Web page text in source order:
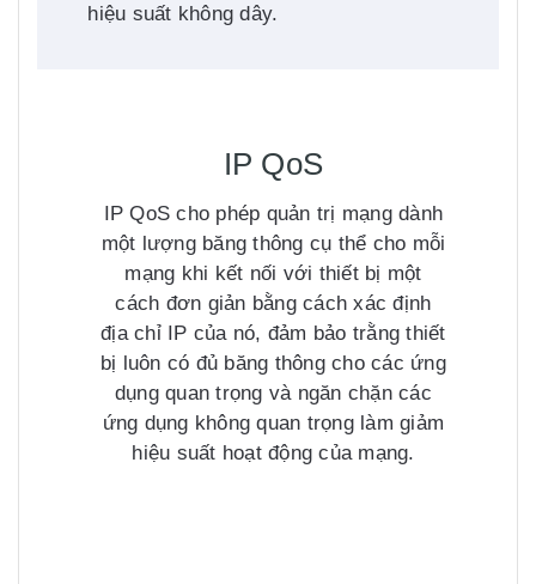
hiệu suất không dây.
IP QoS
IP QoS cho phép quản trị mạng dành
một lượng băng thông cụ thể cho mỗi
mạng khi kết nối với thiết bị một
cách đơn giản bằng cách xác định
địa chỉ IP của nó, đảm bảo trằng thiết
bị luôn có đủ băng thông cho các ứng
dụng quan trọng và ngăn chặn các
ứng dụng không quan trọng làm giảm
hiệu suất hoạt động của mạng.